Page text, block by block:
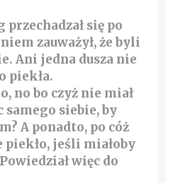
przechadzał się po
zauważył, że byli
Ani jedna dusza nie
piekła.
no bo czyż nie miał
samego siebie, by
A ponadto, po cóż
piekło, jeśli miałoby
więc do